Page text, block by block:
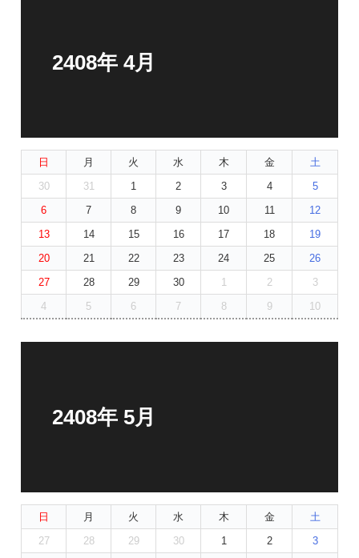
2408年 4月
日 月 火 水 木 金
土
30
31 1 2 3 4
5
6
7 8 9 10 11
12
13
14 15 16 17 18
19
20
21 22 23 24 25
26
27
28 29 30 1 2
3
4
5 6 7 8 9 10
2408年 5月
日 月 火 水 木 金
土
27
28 29 30 1 2 3